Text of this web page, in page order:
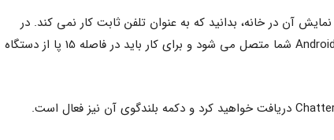
آن در خانه، بدانید که به عنوان تلفن ثابت کار نمی کند. در
عوض از طریق بلوتوث به تلفن iOS یا Android شما متصل می شود و برای کار باید در فاصله 15 پا از دستگاه